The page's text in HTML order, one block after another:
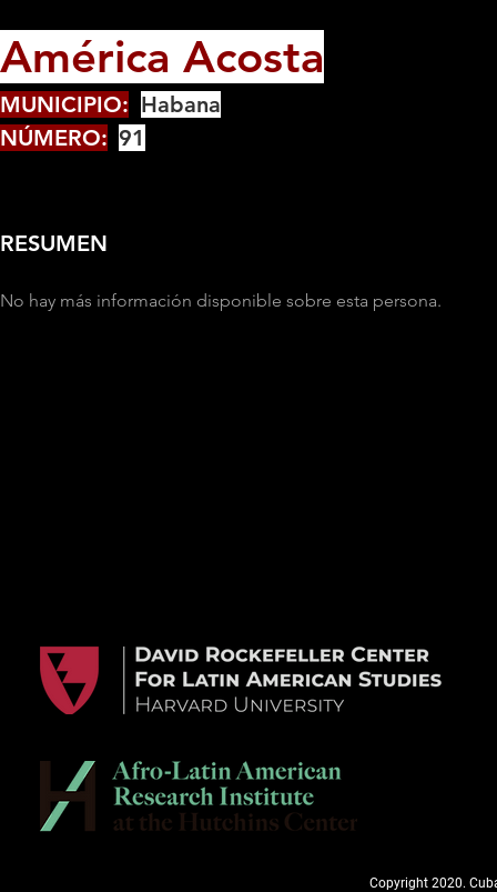
América Acosta
MUNICIPIO: Habana
NÚMERO: 91
RESUMEN
No hay más información disponible sobre esta persona.
Copyright 2020.